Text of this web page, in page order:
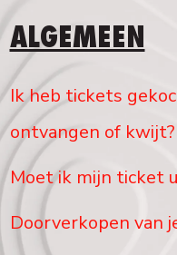
ALGEMEEN
Ik heb tickets
ontvangen of kwijt?
Moet ik mijn ticket
Doorverkopen van